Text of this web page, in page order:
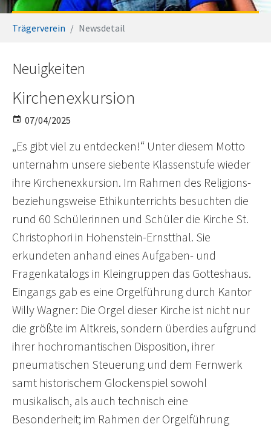
Trägerverein Newsdetail
Neuigkeiten
Kirchenexkursion
07/04/2025
„Es gibt viel zu entdecken!“ Unter diesem Motto
unternahm unsere siebente Klassenstufe wieder
ihre Kirchenexkursion. Im Rahmen des Religions-
beziehungsweise Ethikunterrichts besuchten die
rund 60 Schülerinnen und Schüler die Kirche St.
Christophori in Hohenstein-Ernstthal. Sie
erkundeten anhand eines Aufgaben- und
Fragenkatalogs in Kleingruppen das Gotteshaus.
Eingangs gab es eine Orgelführung durch Kantor
Willy Wagner: Die Orgel dieser Kirche ist nicht nur
die größte im Altkreis, sondern überdies aufgrund
ihrer hochromantischen Disposition, ihrer
pneumatischen Steuerung und dem Fernwerk
samt historischem Glockenspiel sowohl
musikalisch, als auch technisch eine
Besonderheit; im Rahmen der Orgelführung